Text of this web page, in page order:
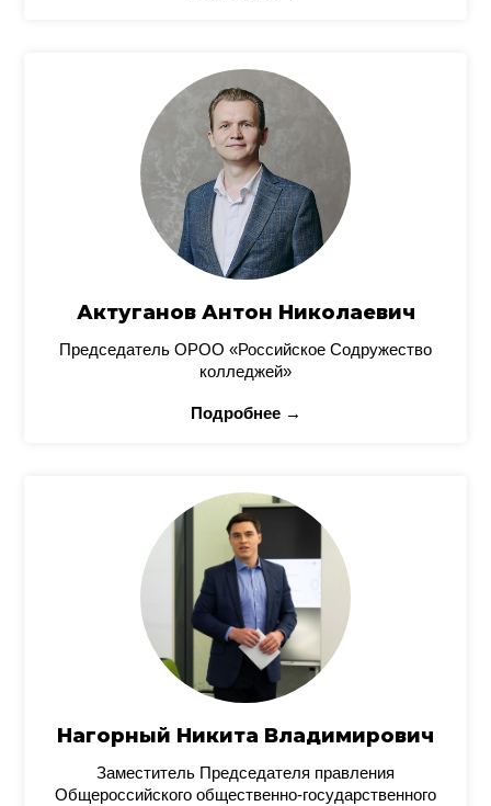
Актуганов Антон Николаевич
Председатель ОРОО «Российское Содружество
колледжей»
Подробнее →
Нагорный Никита Владимирович
Заместитель Председателя правления
Общероссийского общественно-государственного